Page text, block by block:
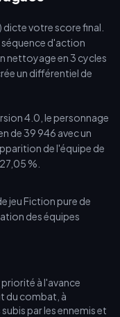
dicte votre score final.
séquence d'action
nettoyage en 3 cycles
un différentiel de
4.0, le personnage
de 39 946 avec un
de l'équipe de
%.
à l'avance
du combat, à
par les ennemis et